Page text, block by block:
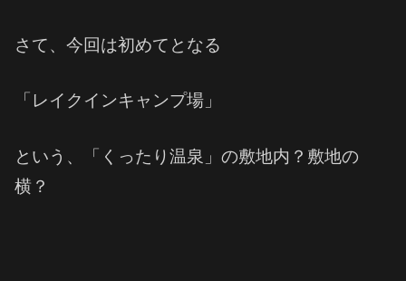
さて、今回は初めてとなる
「レイクインキャンプ場」
という、「くったり温泉」の敷地内？敷地の
横？